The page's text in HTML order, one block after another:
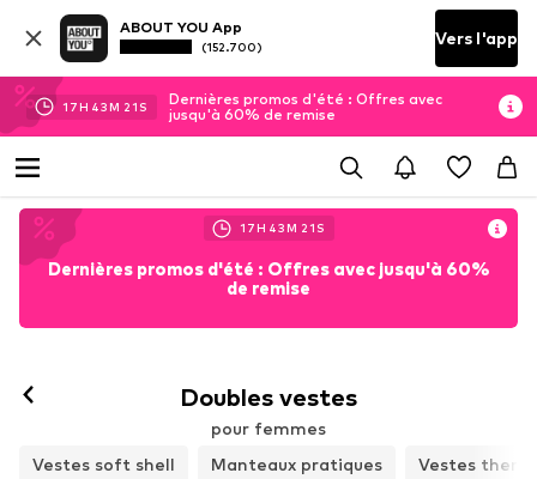
ABOUT YOU App
(152.700) Vers l'app
17H 43M 19 S
Dernières promos d'été : Offres avec
jusqu'à 60% de remise
17H 43M 19 S
Dernières promos d'été : Offres avec jusqu'à 60%
de remise
Doubles vestes
pour femmes
Vestes soft shell
Manteaux pratiques Vestes